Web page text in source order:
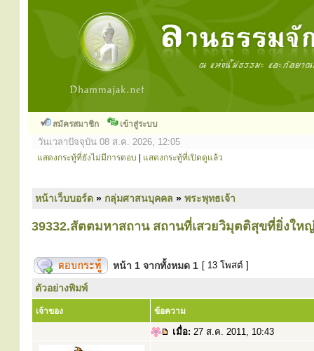
สมัครสมาชิก เข้าสู่ระบบ
วันเวลาปัจจุบัน 08 ส.ค. 2026, 12:05
แสดงกระทู้ที่ยังไม่มีการตอบ แสดงกระทู้ที่เปิดดูแล้ว
หน้าเว็บบอร์ด » กลุ่มศาสนบุคคล » พระพุทธเจ้า
39332.สัตตมหาสถาน สถานที่เสวยวิมุตติสุขที่ยิ่งให
หน้า 1 จากทั้งหมด 1 [ 13 โพสต์ ]
ตัวอย่างพิมพ์
เจ้าของ ข้อความ
เมื่อ: 27 ส.ค. 2011, 10:43